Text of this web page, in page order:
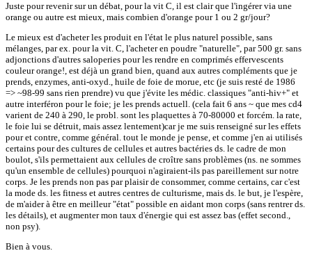
Juste pour revenir sur un débat, pour la vit C, il est clair que l'ingérer via une
orange ou autre est mieux, mais combien d'orange pour 1 ou 2 gr/jour?
Le mieux est d'acheter les produit en l'état le plus naturel possible, sans
mélanges, par ex. pour la vit. C, l'acheter en poudre "naturelle", par 500 gr. sans
adjonctions d'autres saloperies pour les rendre en comprimés effervescents
couleur orange!, est déjà un grand bien, quand aux autres compléments que je
prends, enzymes, anti-oxyd., huile de foie de morue, etc (je suis resté de 1986
=> ~98-99 sans rien prendre) vu que j'évite les médic. classiques "anti-hiv+" et
autre interféron pour le foie; je les prends actuell. (cela fait 6 ans ~ que mes cd4
varient de 240 à 290, le probl. sont les plaquettes à 70-80000 et forcém. la rate,
le foie lui se détruit, mais assez lentement)car je me suis renseigné sur les effets
pour et contre, comme général. tout le monde je pense, et comme j'en ai utilisés
certains pour des cultures de cellules et autres bactéries ds. le cadre de mon
boulot, s'ils permettaient aux cellules de croître sans problèmes (ns. ne sommes
qu'un ensemble de cellules) pourquoi n'agiraient-ils pas pareillement sur notre
corps. Je les prends non pas par plaisir de consommer, comme certains, car c'est
la mode ds. les fitness et autres centres de culturisme, mais ds. le but, je l'espère,
de m'aider à être en meilleur "état" possible en aidant mon corps (sans rentrer ds.
les détails), et augmenter mon taux d'énergie qui est assez bas (effet second.,
non psy).
Bien à vous.